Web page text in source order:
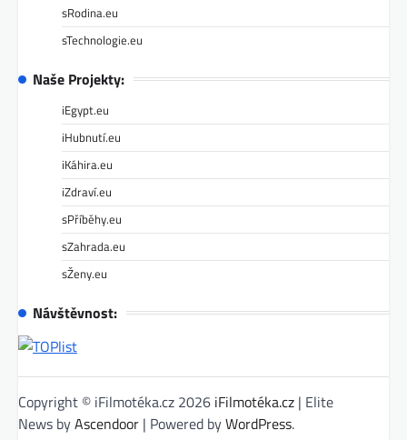
sRodina.eu
sTechnologie.eu
Naše Projekty:
iEgypt.eu
iHubnutí.eu
iKáhira.eu
iZdraví.eu
sPříběhy.eu
sZahrada.eu
sŽeny.eu
Návštěvnost:
Copyright © iFilmotéka.cz 2026 iFilmotéka.cz | Elite
News byAscendoor | Powered byWordPress.